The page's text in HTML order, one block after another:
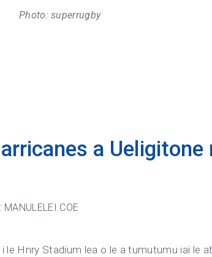
Photo: superrugby
a Ueligitone
MANULELEI COE
le Hnry Stadium lea o le a tumutumu iai le